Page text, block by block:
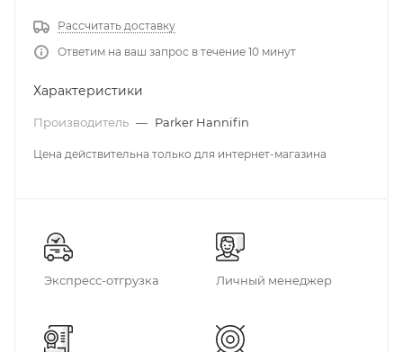
Рассчитать доставку
Ответим на ваш запрос в течение 10 минут
Характеристики
Производитель — Parker Hannifin
Цена действительна только для интернет-магазина
Экспресс-отгрузка Личный менеджер